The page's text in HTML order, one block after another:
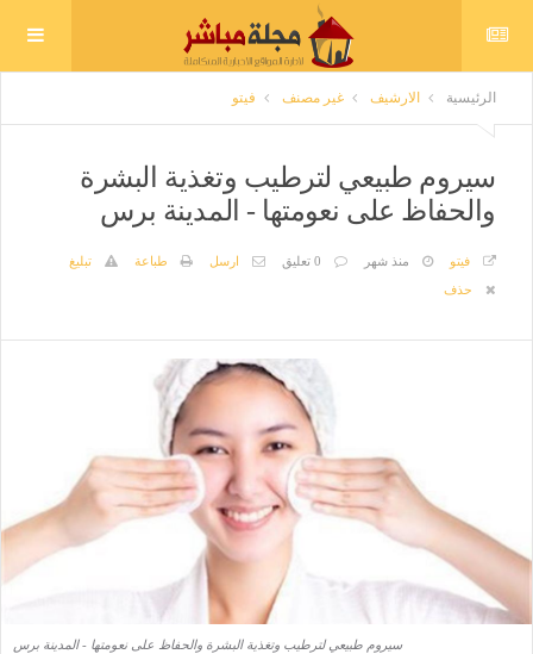
الرئيسية الارشيف غير مصنف فيتو
سيروم طبيعي لترطيب وتغذية البشرة
والحفاظ على نعومتها - المدينة برس
فيتو منذ شهر 0 تعليق ارسل طباعة
تبليغ
حذف
سيروم طبيعي لترطيب وتغذية البشرة والحفاظ على نعومتها - المدينة برس